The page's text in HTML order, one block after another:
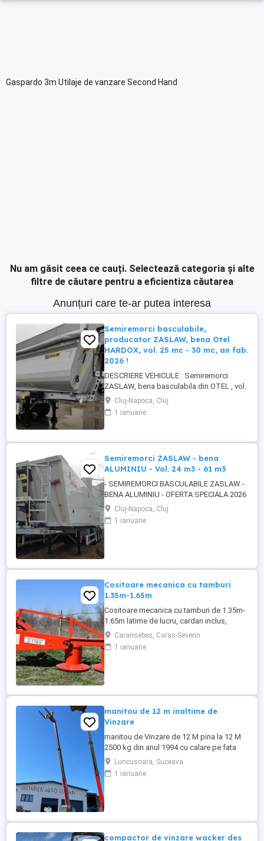
Gaspardo 3m Utilaje de vanzare Second Hand
Nu am găsit ceea ce cauți. Selectează categoria și alte
filtre de căutare pentru a eficientiza căutarea
Anunțuri care te-ar putea interesa
Semiremorci basculabile,
producator ZASLAW, bena Otel
HARDOX, vol. 25 mc - 30 mc, an fab.
2026 !
DESCRIERE VEHICULE : Semiremorci
ZASLAW, bena basculabila din OTEL , vol.
24 mc - 30 mc, (stoc nou 2026 sau in
fabricatie ZASLAW) . DETALII: -
Semiremorci basculabile pe 3 axe, bena
Cluj-Napoca, Cluj
1 ianuarie
Semiremorci ZASLAW - bena
ALUMINIU - Vol. 24 m3 - 61 m3
- SEMIREMORCI BASCULABILE ZASLAW -
BENA ALUMINIU - OFERTA SPECIALA 2026
!! - VEHICULE NOI - ( pe stoc SAU în
fabricație ZASLAW - cu termen SCURT de
livrare ) DESCRIERE VEHICULE : -
Cluj-Napoca, Cluj
1 ianuarie
Cositoare mecanica cu tamburi
1.35m-1.65m
Cositoare mecanica cu tamburi de 1.35m-
1.65m latime de lucru, cardan inclus,
prelata, cheie de cutite Transport in toate
judetele
Caransebes, Caras-Severin
1 ianuarie
manitou de 12 m inaltime de
Vinzare
manitou de Vinzare de 12 M pina la 12 M
2500 kg din anul 1994 cu calare pe fata
greutate lui 9500 kg utilajul este in
Luncusoara Jud Suceava in stare buna de
Functionare se vinde doar cu Furci pt
Luncusoara, Suceava
1 ianuarie
compactor de vinzare wacker des